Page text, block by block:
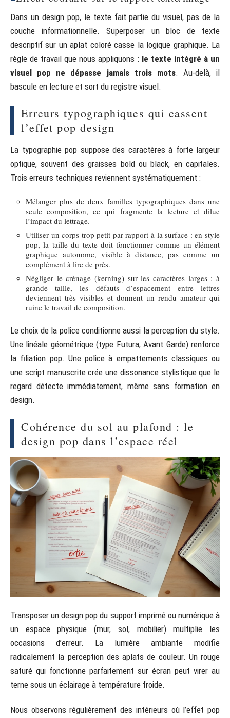
Dans un design pop, le texte fait partie du visuel, pas de la
couche informationnelle. Superposer un bloc de texte
descriptif sur un aplat coloré casse la logique graphique. La
règle de travail que nous appliquons : le texte intégré à un
visuel pop ne dépasse jamais trois mots. Au-delà, il
bascule en lecture et sort du registre visuel.
Erreurs typographiques qui cassent
l’effet pop design
La typographie pop suppose des caractères à forte largeur
optique, souvent des graisses bold ou black, en capitales.
Trois erreurs techniques reviennent systématiquement :
Mélanger plus de deux familles typographiques dans une
seule composition, ce qui fragmente la lecture et dilue
l’impact du lettrage.
Utiliser un corps trop petit par rapport à la surface : en style
pop, la taille du texte doit fonctionner comme un élément
graphique autonome, visible à distance, pas comme un
complément à lire de près.
Négliger le crénage (kerning) sur les caractères larges : à
grande taille, les défauts d’espacement entre lettres
deviennent très visibles et donnent un rendu amateur qui
ruine le travail de composition.
Le choix de la police conditionne aussi la perception du style.
Une linéale géométrique (type Futura, Avant Garde) renforce
la filiation pop. Une police à empattements classiques ou
une script manuscrite crée une dissonance stylistique que le
regard détecte immédiatement, même sans formation en
design.
Cohérence du sol au plafond : le
design pop dans l’espace réel
Transposer un design pop du support imprimé ou numérique à
un espace physique (mur, sol, mobilier) multiplie les
occasions d’erreur. La lumière ambiante modifie
radicalement la perception des aplats de couleur. Un rouge
saturé qui fonctionne parfaitement sur écran peut virer au
terne sous un éclairage à température froide.
Nous observons régulièrement des intérieurs où l’effet pop